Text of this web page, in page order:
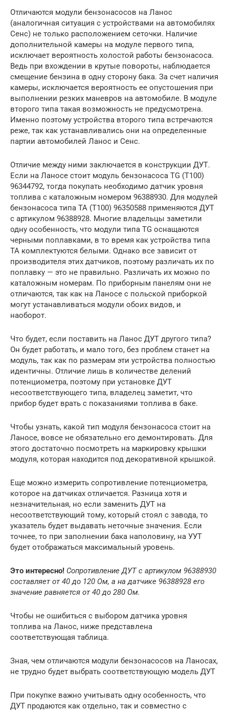
Отличаются модули бензонасосов на Ланос
(аналогичная ситуация с устройствами на автомобилях
Сенс) не только расположением сеточки. Наличие
дополнительной камеры на модуле первого типа,
исключает вероятность холостой работы бензонасоса.
Ведь при вхождении в крутые повороты, наблюдается
смещение бензина в одну сторону бака. За счет наличия
камеры, исключается вероятность ее опустошения при
выполнении резких маневров на автомобиле. В модуле
второго типа такая возможность не предусмотрена.
Именно поэтому устройства второго типа встречаются
реже, так как устанавливались они на определенные
партии автомобилей Ланос и Сенс.
Отличие между ними заключается в конструкции ДУТ.
Если на Ланосе стоит модуль бензонасоса TG (T100)
96344792, тогда покупать необходимо датчик уровня
топлива с каталожным номером 96388930. Для модулей
бензонасоса типа TA (T100) 96350588 применяются ДУТ
с артикулом 96388928. Многие владельцы заметили
одну особенность, что модули типа TG оснащаются
черными поплавками, в то время как устройства типа
TA комплектуются белыми. Однако все зависит от
производителя этих датчиков, поэтому различать их по
поплавку — это не правильно. Различать их можно по
каталожным номерам. По приборным панелям они не
отличаются, так как на Ланосе с польской приборкой
могут устанавливаться модули обоих видов, и
наоборот.
Что будет, если поставить на Ланос ДУТ другого типа?
Он будет работать, и мало того, без проблем станет на
модуль, так как по размерам эти устройства полностью
идентичны. Отличие лишь в количестве делений
потенциометра, поэтому при установке ДУТ
несоответствующего типа, владелец заметит, что
прибор будет врать с показаниями топлива в баке.
Чтобы узнать, какой тип модуля бензонасоса стоит на
Ланосе, вовсе не обязательно его демонтировать. Для
этого достаточно посмотреть на маркировку крышки
модуля, которая находится под декоративной крышкой.
Еще можно измерить сопротивление потенциометра,
которое на датчиках отличается. Разница хотя и
незначительная, но если заменить ДУТ на
несоответствующий тому, который стоял с завода, то
указатель будет выдавать неточные значения. Если
точнее, то при заполнении бака наполовину, на УУТ
будет отображаться максимальный уровень.
Это интересно! Сопротивление ДУТ с артикулом 96388930
составляет от 40 до 120 Ом, а на датчике 96388928 его
значение равняется от 40 до 280 Ом.
Чтобы не ошибиться с выбором датчика уровня
топлива на Ланос, ниже представлена
соответствующая таблица.
Зная, чем отличаются модули бензонасосов на Ланосах,
не трудно будет выбрать соответствующую модель ДУТ
При покупке важно учитывать одну особенность, что
ДУТ продаются как отдельно, так и совместно с